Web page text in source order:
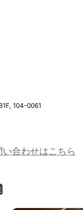
, 104-0061
合わせはこちら